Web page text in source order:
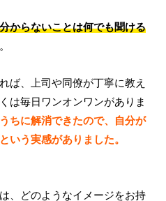
分からないことは何でも聞ける
ば、上司や同僚が丁寧に教え
は毎日ワンオンワンがありま
ちに解消できたので、自分が
いう実感がありました。
、どのようなイメージをお持